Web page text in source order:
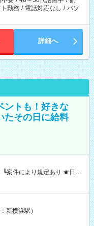
勤務 / 電話対応なし / パソ
詳細へ
ントも！好きな
たその日に給料
に現金GET♪ お仕事後はコ
【試用期間】試
新横浜駅）